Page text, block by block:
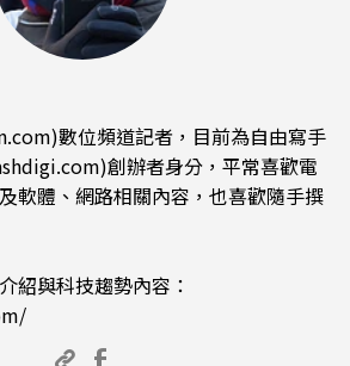
數位頻道記者，目前為自由寫手
創辦者身分，平常喜歡電
軟體、網路相關內容，也喜歡隨手撰
紹與科技趨勢內容：